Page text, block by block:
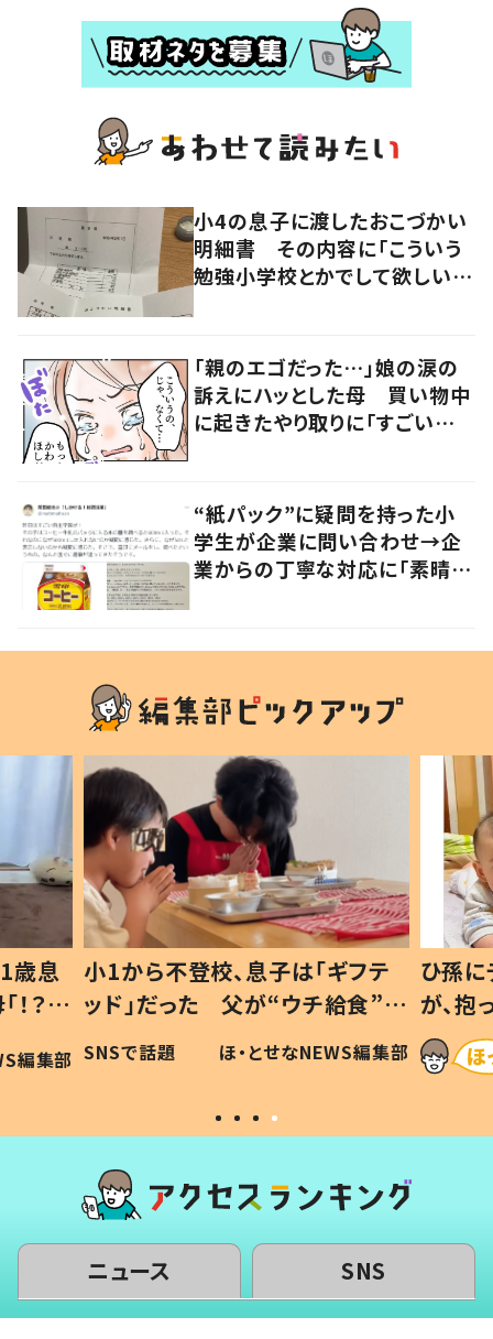
小4の息子に渡したおこづかい
明細書 その内容に「こういう
勉強小学校とかでして欲しい」
「親のエゴだった…」娘の涙の
訴えにハッとした母 買い物中
に起きたやり取りに「すごい分
“紙パック”に疑問を持った小
学生が企業に問い合わせ→企
業からの丁寧な対応に「素晴ら
歳息
？」
編集部
小1から不登校、息子は「ギフテ
ッド」だった 父が“ウチ給食”を
作り続ける理由とは #令和の親
#令和の子
SNSで話題 ほ・とせなNEWS編集部
ひ孫
が、
「涙が
い」
ニュース SNS